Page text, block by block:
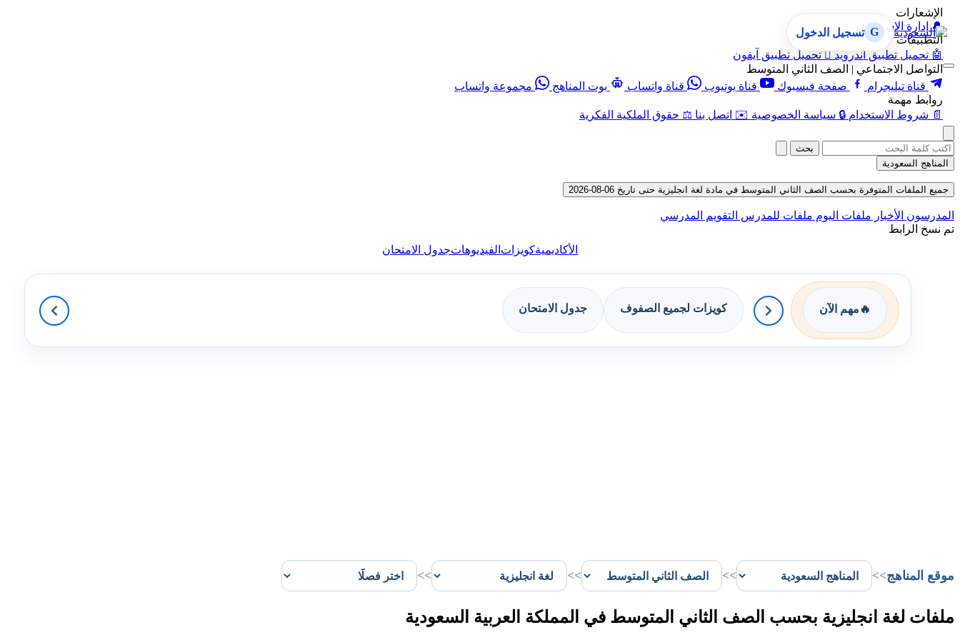
الإشعارات
🔔 إدارة الإشعارات
التطبيقات
🤖 تحميل تطبيق أندرويد  تحميل تطبيق آيفون
التواصل الاجتماعي | الصف الثاني المتوسط
قناة تيليجرام
صفحة فيسبوك قناة يوتيوب قناة واتساب بوت المناهج
مجموعة واتساب
روابط مهمة
📄 شروط الاستخدام 🔒 سياسة الخصوصية ✉️ اتصل بنا ⚖️ حقوق الملكية الفكرية
G تسجيل الدخول
بحث
المناهج السعودية
جميع الملفات المتوفرة بحسب الصف الثاني المتوسط في مادة لغة انجليزية حتى تاريخ 06-08-2026
المدرسون الأخبار ملفات اليوم ملفات للمدرس التقويم المدرسي
تم نسخ الرابط
الأكاديميةكويزات الفيديوهاتجدول الامتحان
🔥 مهم الآن كويزات لجميع الصفوف جدول الامتحان
موقع المناهج>>
>>
>>
>>
ملفات لغة انجليزية بحسب الصف الثاني المتوسط في المملكة العربية السعودية